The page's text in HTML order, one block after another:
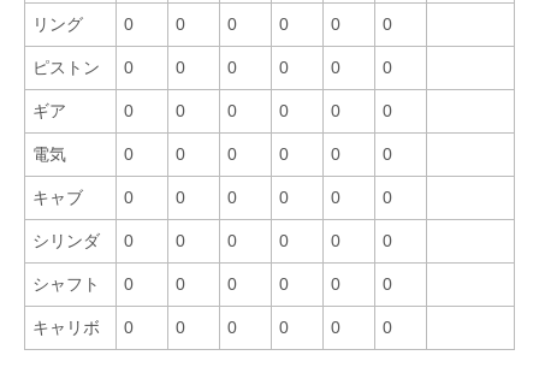
リング 0 0 0 0 0 0
ピストン 0 0 0 0 0 0
ギア 0 0 0 0 0 0
電気 0 0 0 0 0 0
キャブ 0 0 0 0 0 0
シリンダ 0 0 0 0 0 0
シャフト 0 0 0 0 0 0
キャリボ 0 0 0 0 0 0